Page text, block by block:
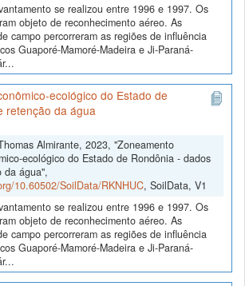
se realizou entre 1996 e 1997. Os
objeto de reconhecimento aéreo. As
campo percorreram as regiões de influência
Guaporé-Mamoré-Madeira e Ji-Paraná-
ecológico do Estado de
retenção da água
Almirante, 2023, "Zoneamento
ecológico do Estado de Rondônia - dados
da água",
10.60502/SoilData/RKNHUC, SoilData, V1
se realizou entre 1996 e 1997. Os
objeto de reconhecimento aéreo. As
campo percorreram as regiões de influência
Guaporé-Mamoré-Madeira e Ji-Paraná-